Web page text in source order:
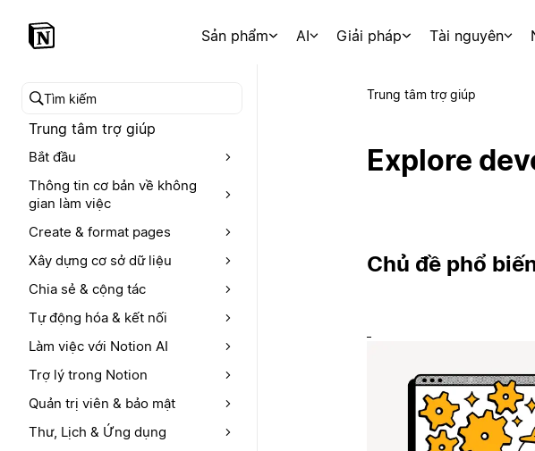
Sản phẩm AI Giải pháp Tài nguyên
Tìm kiếm trong trung tâm trợ giúp
Trung tâm trợ giúp
Bắt đầu
Thông tin cơ bản về không
gian làm việc
Create & format pages
Xây dựng cơ sở dữ liệu
Chia sẻ & cộng tác
Tự động hóa & kết nối
Làm việc với Notion AI
Trợ lý trong Notion
Quản trị viên & bảo mật
Thư, Lịch & Ứng dụng
Trung tâm trợ giúp
Explore
Chủ đề phổ